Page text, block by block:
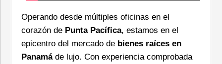
Operando desde múltiples oficinas en el
corazón de Punta Pacífica, estamos en el
epicentro del mercado de bienes raíces en
Panamáde lujo. Con experiencia comprobada